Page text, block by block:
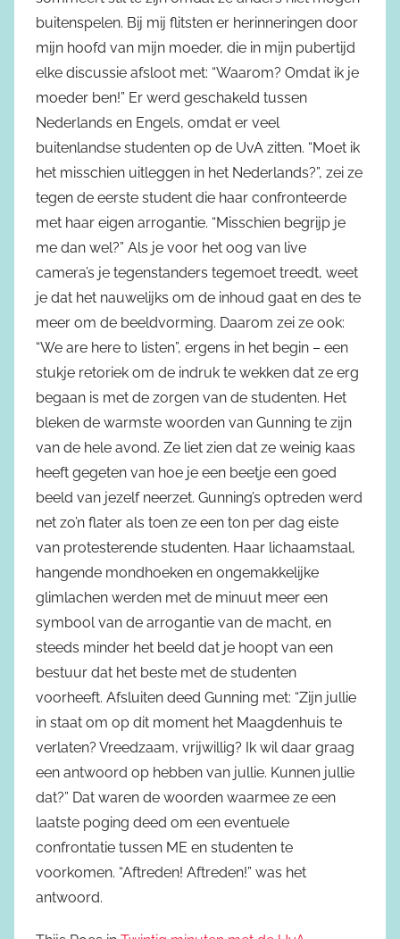
buitenspelen. Bij mij flitsten er herinneringen door
mijn hoofd van mijn moeder, die in mijn pubertijd
elke discussie afsloot met: “Waarom? Omdat ik je
moeder ben!” Er werd geschakeld tussen
Nederlands en Engels, omdat er veel
buitenlandse studenten op de UvA zitten. “Moet ik
het misschien uitleggen in het Nederlands?”, zei ze
tegen de eerste student die haar confronteerde
met haar eigen arrogantie. “Misschien begrijp je
me dan wel?” Als je voor het oog van live
camera’s je tegenstanders tegemoet treedt, weet
je dat het nauwelijks om de inhoud gaat en des te
meer om de beeldvorming. Daarom zei ze ook:
“We are here to listen”, ergens in het begin – een
stukje retoriek om de indruk te wekken dat ze erg
begaan is met de zorgen van de studenten. Het
bleken de warmste woorden van Gunning te zijn
van de hele avond. Ze liet zien dat ze weinig kaas
heeft gegeten van hoe je een beetje een goed
beeld van jezelf neerzet. Gunning’s optreden werd
net zo’n flater als toen ze een ton per dag eiste
van protesterende studenten. Haar lichaamstaal,
hangende mondhoeken en ongemakkelijke
glimlachen werden met de minuut meer een
symbool van de arrogantie van de macht, en
steeds minder het beeld dat je hoopt van een
bestuur dat het beste met de studenten
voorheeft. Afsluiten deed Gunning met: “Zijn jullie
in staat om op dit moment het Maagdenhuis te
verlaten? Vreedzaam, vrijwillig? Ik wil daar graag
een antwoord op hebben van jullie. Kunnen jullie
dat?” Dat waren de woorden waarmee ze een
laatste poging deed om een eventuele
confrontatie tussen ME en studenten te
voorkomen. “Aftreden! Aftreden!” was het
antwoord.